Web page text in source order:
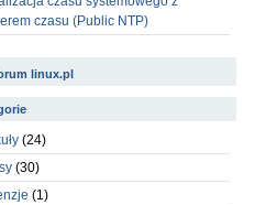
czasu (Public NTP)
linux.pl
(24)
(30)
(1)